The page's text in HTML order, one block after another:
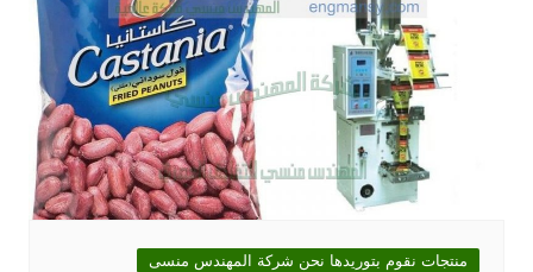
منتجات نقوم بتوريدها نحن شركة المهندس منسى